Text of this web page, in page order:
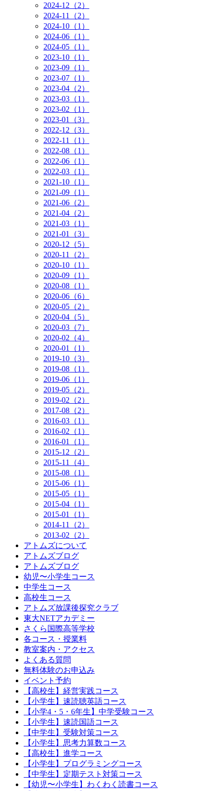
2024-12（2）
2024-11（2）
2024-10（1）
2024-06（1）
2024-05（1）
2023-10（1）
2023-09（1）
2023-07（1）
2023-04（2）
2023-03（1）
2023-02（1）
2023-01（3）
2022-12（3）
2022-11（1）
2022-08（1）
2022-06（1）
2022-03（1）
2021-10（1）
2021-09（1）
2021-06（2）
2021-04（2）
2021-03（1）
2021-01（3）
2020-12（5）
2020-11（2）
2020-10（1）
2020-09（1）
2020-08（1）
2020-06（6）
2020-05（2）
2020-04（5）
2020-03（7）
2020-02（4）
2020-01（1）
2019-10（3）
2019-08（1）
2019-06（1）
2019-05（2）
2019-02（2）
2017-08（2）
2016-03（1）
2016-02（1）
2016-01（1）
2015-12（2）
2015-11（4）
2015-08（1）
2015-06（1）
2015-05（1）
2015-04（1）
2015-01（1）
2014-11（2）
2013-02（2）
アトムズについて
アトムズブログ
アトムズブログ
幼児〜小学生コース
中学生コース
高校生コース
アトムズ放課後探究クラブ
東大NETアカデミー
さくら国際高等学校
各コース・授業料
教室案内・アクセス
よくある質問
無料体験のお申込み
イベント予約
【高校生】経営実践コース
【小学生】速読聴英語コース
【小学4・5・6年生】中学受験コース
【小学生】速読国語コース
【中学生】受験対策コース
【小学生】思考力算数コース
【高校生】進学コース
【小学生】プログラミングコース
【中学生】定期テスト対策コース
【幼児〜小学生】わくわく読書コース